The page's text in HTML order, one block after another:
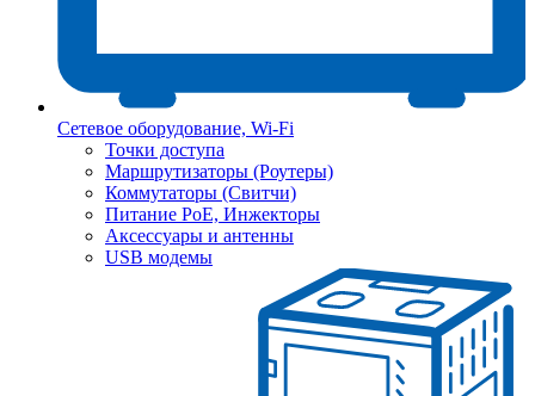
Сетевое оборудование, Wi-Fi
Точки доступа
Маршрутизаторы (Роутеры)
Коммутаторы (Свитчи)
Питание PoE, Инжекторы
Аксессуары и антенны
USB модемы